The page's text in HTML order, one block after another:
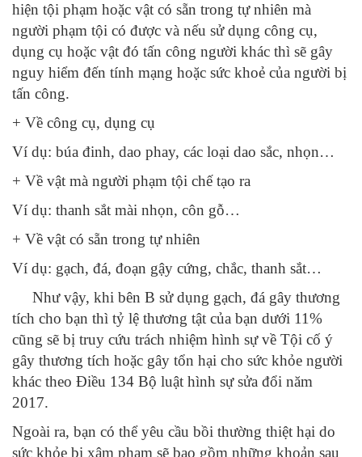
hiện tội phạm hoặc vật có sẵn trong tự nhiên mà
người phạm tội có được và nếu sử dụng công cụ,
dụng cụ hoặc vật đó tấn công người khác thì sẽ gây
nguy hiểm đến tính mạng hoặc sức khoẻ của người bị
tấn công.
+ Về công cụ, dụng cụ
Ví dụ: búa đinh, dao phay, các loại dao sắc, nhọn…
+ Về vật mà người phạm tội chế tạo ra
Ví dụ: thanh sắt mài nhọn, côn gỗ…
+ Về vật có sẵn trong tự nhiên
Ví dụ: gạch, đá, đoạn gậy cứng, chắc, thanh sắt…
Như vậy, khi bên B sử dụng gạch, đá gây thương
tích cho bạn thì tỷ lệ thương tật của bạn dưới 11%
cũng sẽ bị truy cứu trách nhiệm hình sự về Tội cố ý
gây thương tích hoặc gây tổn hại cho sức khỏe người
khác theo Điều 134 Bộ luật hình sự sửa đổi năm
2017.
Ngoài ra, bạn có thể yêu cầu bồi thường thiệt hại do
sức khỏe bị xâm phạm sẽ bao gồm những khoản sau